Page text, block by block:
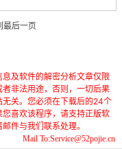
最后一页
及软件的解密分析文章仅限
非法用途，否则，一切后果
关。您必须在下载后的24个
喜欢该程序，请支持正版软
件与我们联系处理。
Mail To:Service@52pojie.cn